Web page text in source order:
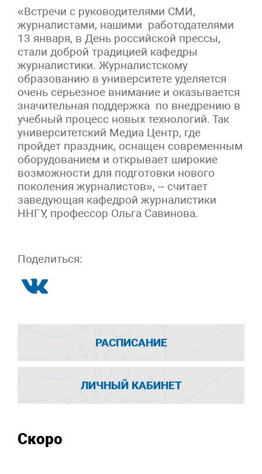
«Встречи с руководителями СМИ,
журналистами, нашими работодателями
13 января, в День российской прессы,
стали доброй традицией кафедры
журналистики. Журналистскому
образованию в университете уделяется
очень серьезное внимание и оказывается
значительная поддержка по внедрению в
учебный процесс новых технологий. Так
университетский Медиа Центр, где
пройдет праздник, оснащен современным
оборудованием и открывает широкие
возможности для подготовки нового
поколения журналистов», – считает
заведующая кафедрой журналистики
ННГУ, профессор Ольга Савинова.
Поделиться:
РАСПИСАНИЕ
ЛИЧНЫЙ КАБИНЕТ
Скоро